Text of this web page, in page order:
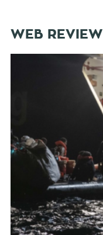
WEB REVIEW